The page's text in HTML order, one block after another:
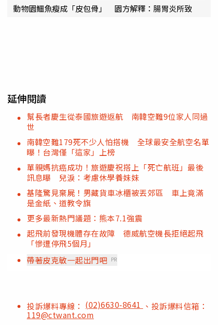
動物園鱷魚瘦成「皮包骨」 園方解釋：腸胃炎所致
延伸閱讀
幫長者慶生從泰國旅遊返航 南韓空難9位家人同過
世
南韓空難179死不少人怕搭機 全球最安全航空名單
曝！台灣僅「這家」上榜
單親媽抗癌成功！旅遊慶祝搭上「死亡航班」最後
訊息曝 兒淚：考慮休學養妹妹
基隆驚見棄屍！男藏貨車冰櫃被丟郊區 車上竟滿
是金紙、道教令旗
更多最新熱門議題：熊本7.1強震
起飛前發現機體存在故障 德威航空機長拒絕起飛
「慘遭停飛5個月」
帶著皮克敏一起出門吧 PR
投訴爆料專線： (02)6630-8641 、投訴爆料信箱：
119@ctwant.com